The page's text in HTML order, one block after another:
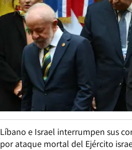
Líbano e Israel interrumpen sus
por ataque mortal del Ejército